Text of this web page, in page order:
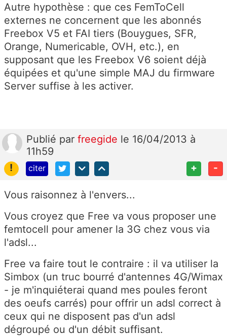
Autre hypothèse : que ces FemToCell
externes ne concernent que les abonnés
Freebox V5 et FAI tiers (Bouygues, SFR,
Orange, Numericable, OVH, etc.), en
supposant que les Freebox V6 soient déjà
équipées et qu'une simple MAJ du firmware
Server suffise à les activer.
Publié par freegide le 16/04/2013 à
11h59
!
citer + -
Vous raisonnez à l'envers...
Vous croyez que Free va vous proposer une
femtocell pour amener la 3G chez vous via
l'adsl...
Free va faire tout le contraire : il va utiliser la
Simbox (un truc bourré d'antennes 4G/Wimax
- je m'inquiéterai quand mes poules feront
des oeufs carrés) pour offrir un adsl correct à
ceux qui ne disposent pas d'un adsl
dégroupé ou d'un débit suffisant.